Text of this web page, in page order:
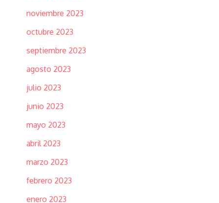
noviembre 2023
octubre 2023
septiembre 2023
agosto 2023
julio 2023
junio 2023
mayo 2023
abril 2023
marzo 2023
febrero 2023
enero 2023